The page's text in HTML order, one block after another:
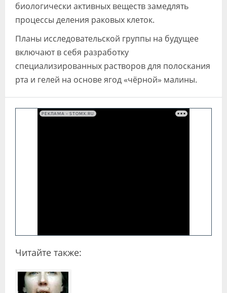
биологически активных веществ замедлять
процессы деления раковых клеток.
Планы исследовательской группы на будущее
включают в себя разработку
специализированных растворов для полоскания
рта и гелей на основе ягод «чёрной» малины.
РЕКЛАМА • STOMX.RU
Читайте также: